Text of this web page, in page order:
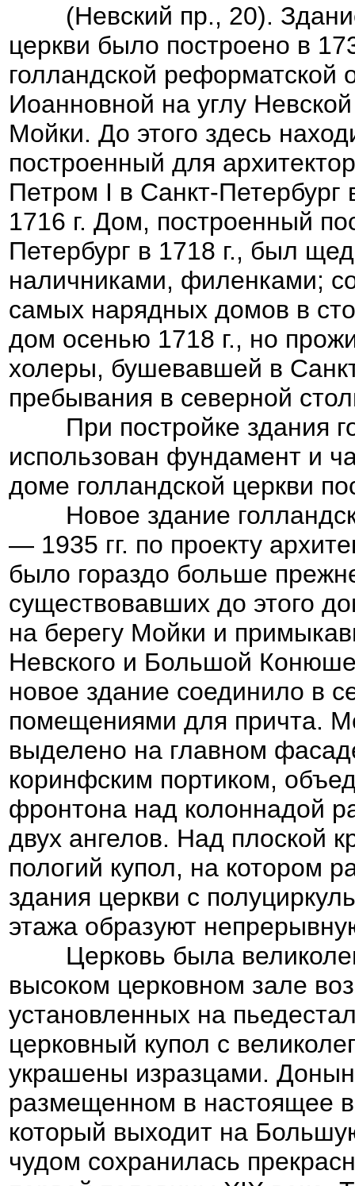
(Невский пр., 20). Здание
церкви было построено в
голландской
Иоанновной на углу
Мойки. До этого здесь
построенный для
Петром I в Санкт-
1716 г. Дом, построенный
Петербург в 1718 г., был
наличниками, филенками;
самых нарядных домов в
дом осенью 1718 г., но
холеры, бушевавшей в
пребывания в северной
При постройке здания
использован фундамент и
доме голландской церкви
Новое здание
— 1935 гг. по проекту
было гораздо больше
существовавших до этого
на берегу Мойки и
Невского и Большой
новое здание соединило в
помещениями для причта.
выделено на главном
коринфским портиком,
фронтона над колоннадой
двух ангелов. Над плоской
пологий купол, на котором
здания церкви с
этажа образуют
Церковь была
высоком церковном зале
установленных на
церковный купол с
украшены изразцами.
размещенном в настоящее
который выходит на
чудом сохранилась